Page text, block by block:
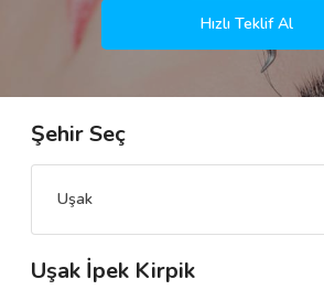
Kategoriler
🎈 Biz Kimiz?
🌟 Müşteri Değerlendirmeleri
Hızlı Teklif Al
Şehir Seç
Uşak
Uşak İpek Kirpik